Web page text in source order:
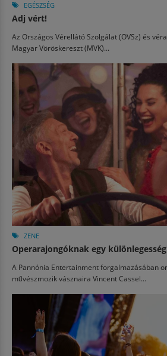
EGÉSZSÉG
Adj vért!
Az Országos Vérellátó Szolgálat (OVSz) és
Magyar Vöröskereszt (MVK)...
ZENE
Operarajongóknak egy
A Pannónia Entertainment forgalmazásában
művészmozik vásznaira Vincent Cassel...